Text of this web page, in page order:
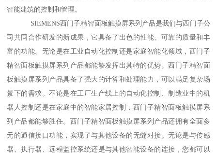
智能建筑的控制和管理。
SIEMENS西门子精智面板触摸屏系列产品是我们与西门子公
司共同合作研发的新成果，它具备了出色的性能、可靠的质量和丰
富的功能。无论是在工业自动化控制还是家庭智能化领域，西门子
精智面板触摸屏系列产品都能够发挥出其特的优势。西门子精智面
板触摸屏系列产品具备了强大的计算和处理能力，可以满足复杂场
景下的需求。不论是在工厂生产线上的自动化控制、制造业中的机
器人控制还是在家庭中的智能家居控制，西门子精智面板触摸屏系
列产品都能够胜任。西门子精智面板触摸屏系列产品还拥有全面多
元的通信接口功能，实现了与其他设备的无缝对接。无论是与传感
器、执行器、远程监控系统还是与其他智能设备的连接，您都可以